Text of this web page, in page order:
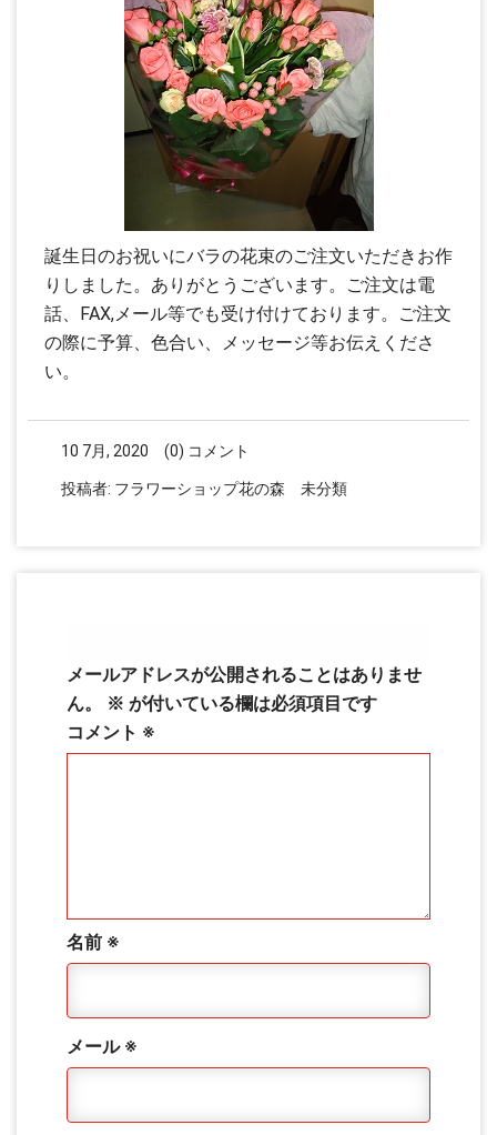
誕生日のお祝いにバラの花束のご注文いただきお作
りしました。ありがとうございます。ご注文は電
話、FAX,メール等でも受け付けております。ご注文
の際に予算、色合い、メッセージ等お伝えくださ
い。
10 7月, 2020 (0) コメント
投稿者: フラワーショップ花の森 未分類
メールアドレスが公開されることはありませ
ん。
※ が付いている欄は必須項目です
コメント ※
名前 ※
メール ※